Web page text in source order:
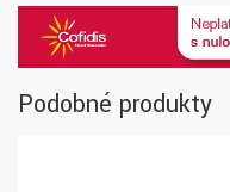
Podobné produkty